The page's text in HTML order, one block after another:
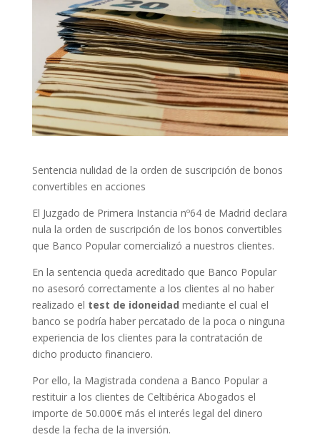
Sentencia nulidad de la orden de suscripción de bonos
convertibles en acciones
El Juzgado de Primera Instancia nº64 de Madrid declara
nula la orden de suscripción de los bonos convertibles
que Banco Popular comercializó a nuestros clientes.
En la sentencia queda acreditado que Banco Popular
no asesoró correctamente a los clientes al no haber
realizado el test de idoneidad mediante el cual el
banco se podría haber percatado de la poca o ninguna
experiencia de los clientes para la contratación de
dicho producto financiero.
Por ello, la Magistrada condena a Banco Popular a
restituir a los clientes de Celtibérica Abogados el
importe de 50.000€ más el interés legal del dinero
desde la fecha de la inversión.